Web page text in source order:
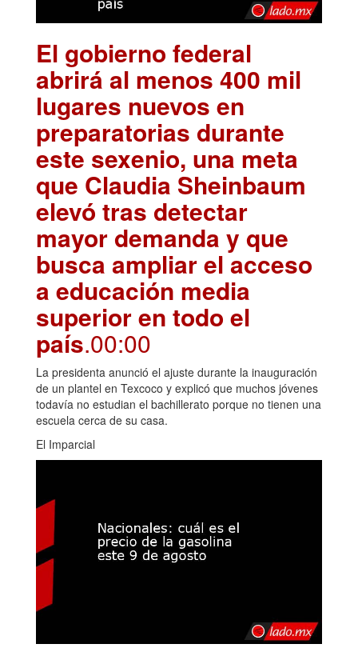
El gobierno federal
abrirá al menos 400 mil
lugares nuevos en
preparatorias durante
este sexenio, una meta
que Claudia Sheinbaum
elevó tras detectar
mayor demanda y que
busca ampliar el acceso
a educación media
superior en todo el
país.00:00
La presidenta anunció el ajuste durante la inauguración
de un plantel en Texcoco y explicó que muchos jóvenes
todavía no estudian el bachillerato porque no tienen una
escuela cerca de su casa.
El Imparcial